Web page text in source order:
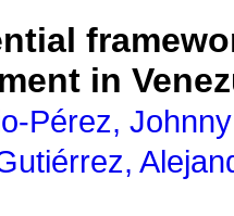
in
Pérez, Johnny